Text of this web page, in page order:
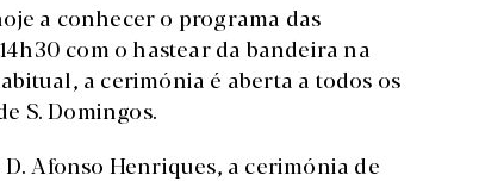
a conhecer o programa das
com o hastear da bandeira na
a cerimónia é aberta a todos os
S. Domingos.
Afonso Henriques, a cerimónia de